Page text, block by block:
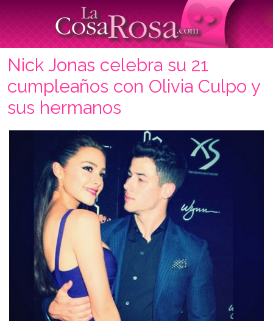
Nick Jonas celebra su 21
cumpleaños con Olivia Culpo y
sus hermanos